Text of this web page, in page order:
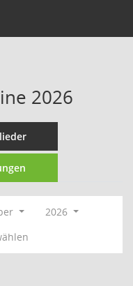
2026
2026